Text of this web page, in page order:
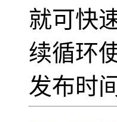
就可快
续循环
发布时